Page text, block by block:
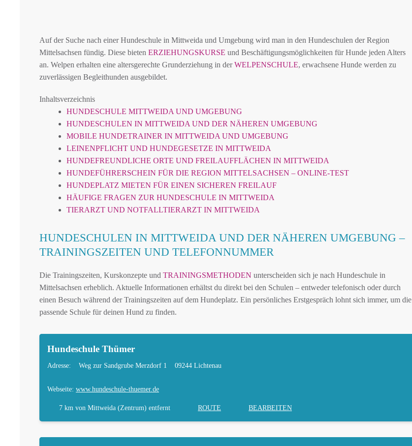
Auf der Suche nach einer Hundeschule in Mittweida und Umgebung wird man in den Hundeschulen der Region
Mittelsachsen fündig. Diese bieten ERZIEHUNGSKURSE und Beschäftigungsmöglichkeiten für Hunde jeden Alters
an. Welpen erhalten eine altersgerechte Grunderziehung in derWELPENSCHULE, erwachsene Hunde werden zu
zuverlässigen Begleithunden ausgebildet.
Inhaltsverzeichnis
HUNDESCHULE MITTWEIDA UND UMGEBUNG
HUNDESCHULEN IN MITTWEIDA UND DER NÄHEREN UMGEBUNG
MOBILE HUNDETRAINER IN MITTWEIDA UND UMGEBUNG
LEINENPFLICHT UND HUNDEGESETZE IN MITTWEIDA
HUNDEFREUNDLICHE ORTE UND FREILAUFFLÄCHEN IN MITTWEIDA
HUNDEFÜHRERSCHEIN FÜR DIE REGION MITTELSACHSEN – ONLINE-TEST
HUNDEPLATZ MIETEN FÜR EINEN SICHEREN FREILAUF
HÄUFIGE FRAGEN ZUR HUNDESCHULE IN MITTWEIDA
TIERARZT UND NOTFALLTIERARZT IN MITTWEIDA
HUNDESCHULEN IN MITTWEIDA UND DER NÄHEREN UMGEBUNG –
TRAININGSZEITEN UND TELEFONNUMMER
Die Trainingszeiten, Kurskonzepte und TRAININGSMETHODEN unterscheiden sich je nach Hundeschule in
Mittelsachsen erheblich. Aktuelle Informationen erhältst du direkt bei den Schulen – entweder telefonisch oder durch
einen Besuch während der Trainingszeiten auf dem Hundeplatz. Ein persönliches Erstgespräch lohnt sich immer, um die
passende Schule für deinen Hund zu finden.
Hundeschule Thümer
Adresse: Weg zur Sandgrube Merzdorf 1 09244 Lichtenau
Webseite: www.hundeschule-thuemer.de
7 km von Mittweida (Zentrum) entfernt ROUTE BEARBEITEN